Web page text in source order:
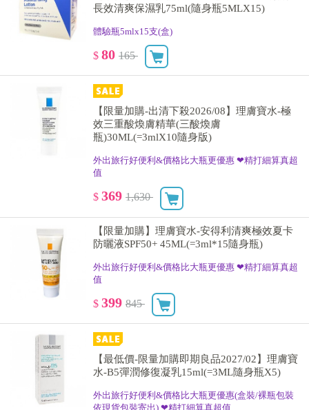
長效清爽保濕乳75ml(隨身瓶5MLX15)
體驗瓶5mlx15支(盒)
$ 80 165
【限量加購-出清下殺2026/08】理膚寶水-極
效三重酸煥膚精華(三酸煥膚
瓶)30ML(=3mlX10隨身版)
外出旅行好便利&價格比大瓶更優惠 ❤精打細算真超
值
$ 369 1,630
【限量加購】理膚寶水-安得利清爽極效夏卡
防曬液SPF50+ 45ML(=3ml*15隨身瓶)
外出旅行好便利&價格比大瓶更優惠 ❤精打細算真超
值
$ 399 845
【最低價-限量加購即期良品2027/02】理膚寶
水-B5彈潤修復凝乳15ml(=3ML隨身瓶X5)
外出旅行好便利&價格比大瓶更優惠(盒裝/裸瓶包裝
依現貨包裝寄出) ❤精打細算真超值